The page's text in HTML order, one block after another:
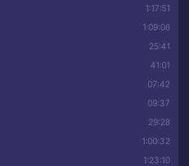
1:17:51
1:09:06
25:41
41:01
07:42
09:37
29:28
1:00:32
1:23:10